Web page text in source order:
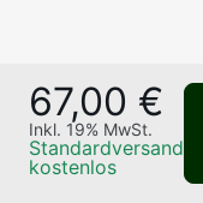
67,00 €
Inkl. 19% MwSt.
Standardversand
kostenlos